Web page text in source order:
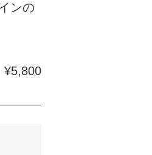
ンの
¥5,800